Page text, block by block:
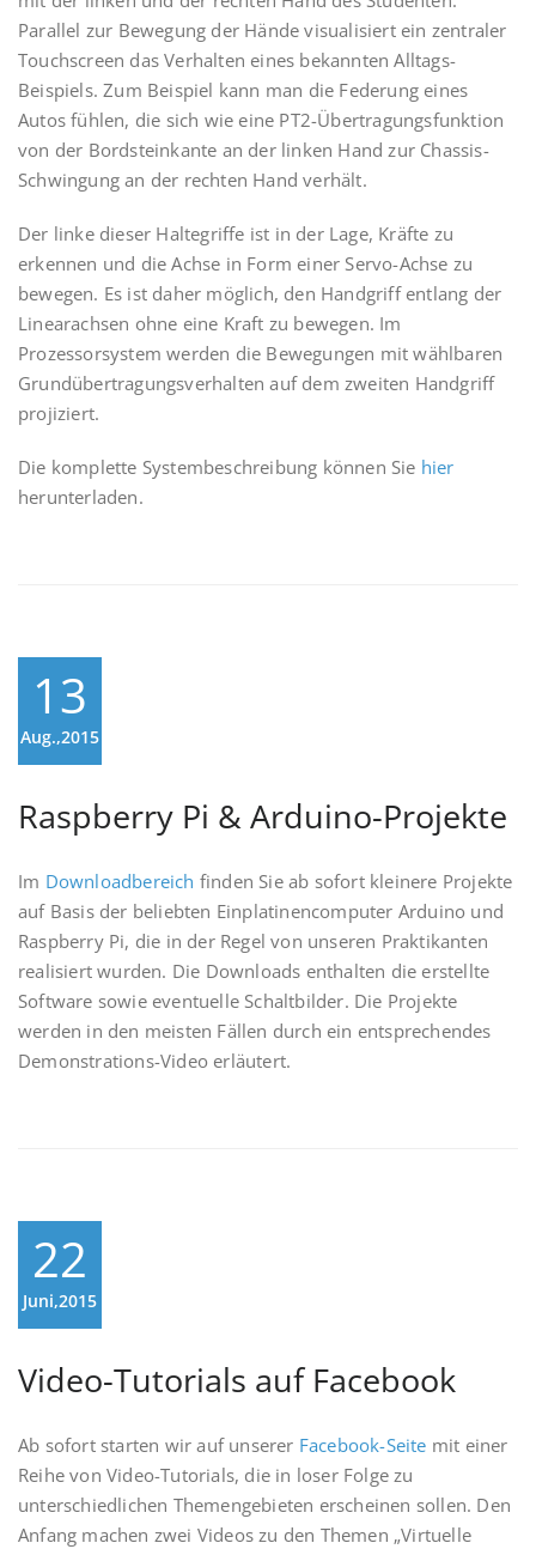
Parallel zur Bewegung der Hände visualisiert ein zentraler
Touchscreen das Verhalten eines bekannten Alltags-
Beispiels. Zum Beispiel kann man die Federung eines
Autos fühlen, die sich wie eine PT2-Übertragungsfunktion
von der Bordsteinkante an der linken Hand zur Chassis-
Schwingung an der rechten Hand verhält.
Der linke dieser Haltegriffe ist in der Lage, Kräfte zu
erkennen und die Achse in Form einer Servo-Achse zu
bewegen. Es ist daher möglich, den Handgriff entlang der
Linearachsen ohne eine Kraft zu bewegen. Im
Prozessorsystem werden die Bewegungen mit wählbaren
Grundübertragungsverhalten auf dem zweiten Handgriff
projiziert.
Die komplette Systembeschreibung können Sie hier
herunterladen.
13
Aug.,2015
Raspberry Pi & Arduino-Projekte
Im Downloadbereich finden Sie ab sofort kleinere Projekte
auf Basis der beliebten Einplatinencomputer Arduino und
Raspberry Pi, die in der Regel von unseren Praktikanten
realisiert wurden. Die Downloads enthalten die erstellte
Software sowie eventuelle Schaltbilder. Die Projekte
werden in den meisten Fällen durch ein entsprechendes
Demonstrations-Video erläutert.
22
Juni,2015
Video-Tutorials auf Facebook
Ab sofort starten wir auf unserer Facebook-Seite mit einer
Reihe von Video-Tutorials, die in loser Folge zu
unterschiedlichen Themengebieten erscheinen sollen. Den
Anfang machen zwei Videos zu den Themen „Virtuelle